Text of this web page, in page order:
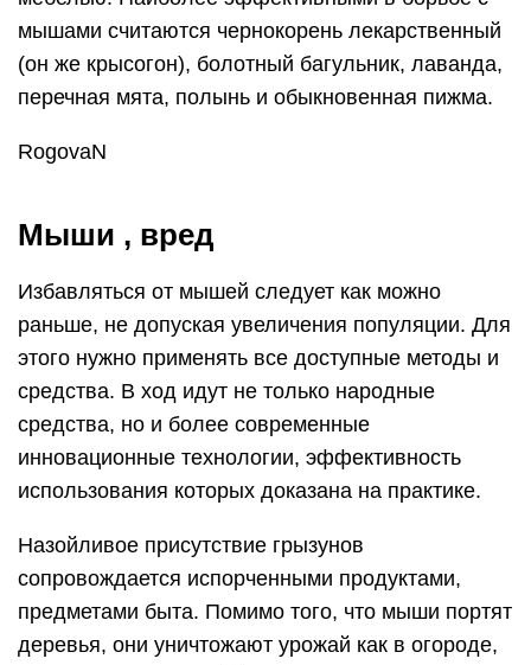
мышами считаются чернокорень лекарственный
(он же крысогон), болотный багульник, лаванда,
перечная мята, полынь и обыкновенная пижма.
RogovaN
Мыши , вред
Избавляться от мышей следует как можно
раньше, не допуская увеличения популяции. Для
этого нужно применять все доступные методы и
средства. В ход идут не только народные
средства, но и более современные
инновационные технологии, эффективность
использования которых доказана на практике.
Назойливое присутствие грызунов
сопровождается испорченными продуктами,
предметами быта. Помимо того, что мыши портят
деревья, они уничтожают урожай как в огороде,